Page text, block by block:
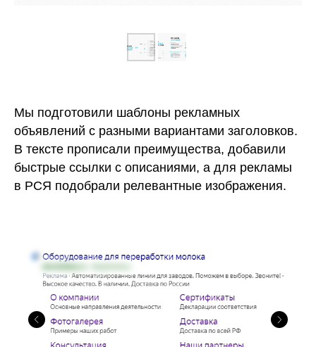
Мы подготовили шаблоны рекламных
объявлений с разными вариантами заголовков.
В тексте прописали преимущества, добавили
быстрые ссылки с описаниями, а для рекламы
в РСЯ подобрали релевантные изображения.